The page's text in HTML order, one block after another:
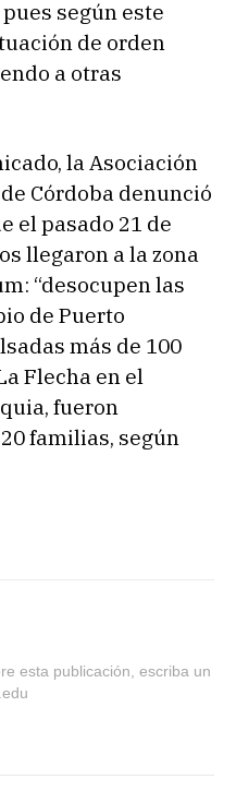
según este
de orden
a otras
la Asociación
Córdoba denunció
el pasado 21 de
llegaron a la zona
“desocupen las
de Puerto
más de 100
Flecha en el
fueron
familias, según
esta publicación, escriba un